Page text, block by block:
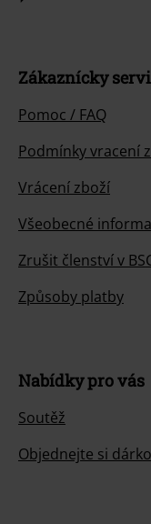
Zákaznícky
Pomoc / FAQ
Podmínky vracení
Vrácení zboží
Všeobecné
Zrušit členství v
Způsoby platby
Nabídky pro vás
Soutěž
Objednejte si